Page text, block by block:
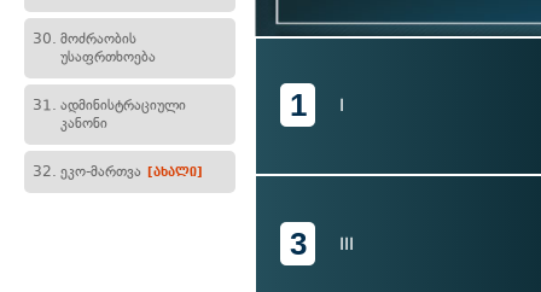
30. მოძრაობის
უსაფრთხოება
31. ადმინისტრაციული
კანონი
32. ეკო-მართვა [ახალი]
1 I
3 III